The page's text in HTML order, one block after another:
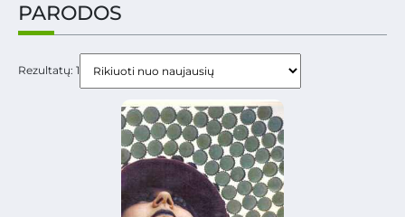
PARODOS
Rezultatų: 1